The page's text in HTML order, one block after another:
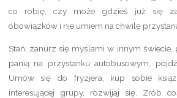
co robię, czy może gdzieś już się
obowiązków i nie umiem na chwilę
Stań, zanurz się myślami w innym świecie,
panią na przystanku autobusowym,
Umów się do fryzjera, kup sobie
interesującej grupy, rozwijaj się. Zrób